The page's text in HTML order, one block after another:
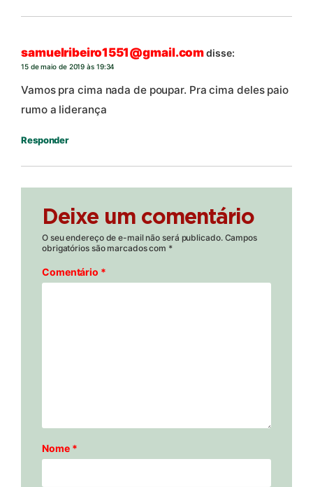
samuelribeiro1551@gmail.comdisse:
15 de maio de 2019 às 19:34
Vamos pra cima nada de poupar. Pra cima deles paio
rumo a liderança
Responder
Deixe um comentário
O seu endereço de e-mail não será publicado. Campos
obrigatórios são marcados com *
Comentário *
Nome *